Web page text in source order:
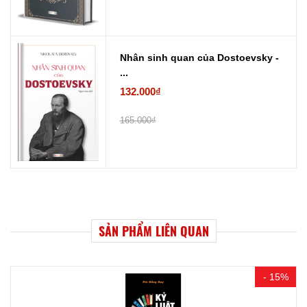
Nhân sinh quan của Dostoevsky -
...
132.000₫
165.000₫
SẢN PHẨM LIÊN QUAN
- 15%